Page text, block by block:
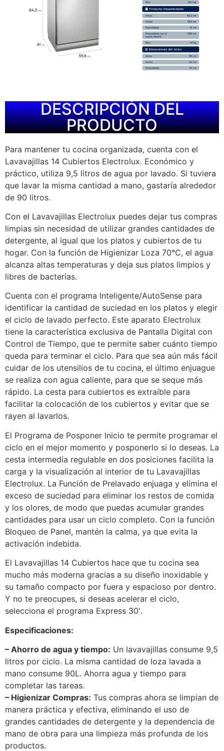
DESCRIPCIÓN DEL
PRODUCTO
Para mantener tu cocina organizada, cuenta con el
Lavavajillas 14 Cubiertos Electrolux. Económico y
práctico, utiliza 9,5 litros de agua por lavado. Si tuviera
que lavar la misma cantidad a mano, gastaría alrededor
de 90 litros.
Con el Lavavajillas Electrolux puedes dejar tus compras
limpias sin necesidad de utilizar grandes cantidades de
detergente, al igual que los platos y cubiertos de tu
hogar. Con la función de Higienizar Loza 70°C, el agua
alcanza altas temperaturas y deja sus platos limpios y
libres de bacterias.
Cuenta con el programa Inteligente/AutoSense para
identificar la cantidad de suciedad en los platos y elegir
el ciclo de lavado perfecto. Este aparato Electrolux
tiene la característica exclusiva de Pantalla Digital con
Control de Tiempo, que te permite saber cuánto tiempo
queda para terminar el ciclo. Para que sea aún más fácil
cuidar de los utensilios de tu cocina, el último enjuague
se realiza con agua caliente, para que se seque más
rápido. La cesta para cubiertos es extraíble para
facilitar la colocación de los cubiertos y evitar que se
rayen al lavarlos.
El Programa de Posponer Inicio te permite programar el
ciclo en el mejor momento y posponerlo si lo deseas. La
cesta intermedia regulable en dos posiciones facilita la
carga y la visualización al interior de tu Lavavajillas
Electrolux. La Función de Prelavado enjuaga y elimina el
exceso de suciedad para eliminar los restos de comida
y los olores, de modo que puedas acumular grandes
cantidades para usar un ciclo completo. Con la función
Bloqueo de Panel, mantén la calma, ya que evita la
activación indebida.
El Lavavajillas 14 Cubiertos hace que tu cocina sea
mucho más moderna gracias a su diseño inoxidable y
su tamaño compacto por fuera y espacioso por dentro.
Y no te preocupes, si deseas acelerar el ciclo,
selecciona el programa Express 30′.
Especificaciones:
– Ahorro de agua y tiempo: Un lavavajillas consume 9,5
litros por ciclo. La misma cantidad de loza lavada a
mano consume 90L. Ahorra agua y tiempo para
completar las tareas.
– Higienizar Compras: Tus compras ahora se limpian de
manera práctica y efectiva, eliminando el uso de
grandes cantidades de detergente y la dependencia de
mano de obra para una limpieza más profunda de los
productos.